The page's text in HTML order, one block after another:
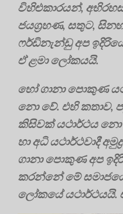
විහිළුකාරයන්,
ජයග්‍රහණ, සතුට,
ෆර්ඩිනැන්ඩු අප
ඒ ළමා ලෝකයයි.
හෝ ගානා පොකුණ
නො වේ. එහි කතාව,
කිසිවක් යථාර්ථය නො
හා අධි යථාර්ථවාදී
ගානා පොකුණ අප
කරන්නේ මේ
ලෝකයේ යථාර්ථයයි.